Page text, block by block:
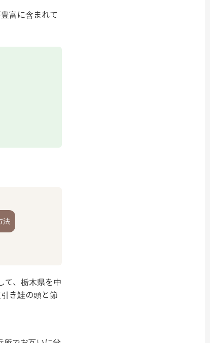
富に含まれて
法
て、栃木県を中
き鮭の頭と節